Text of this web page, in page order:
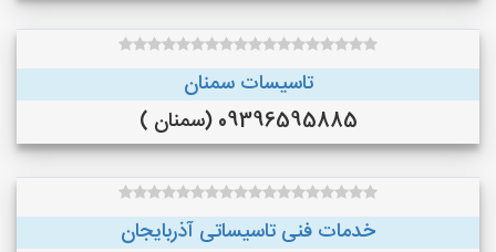
تاسیسات سمنان
09396595885 (سمنان )
خدمات فنی تاسیساتی آذربایجان